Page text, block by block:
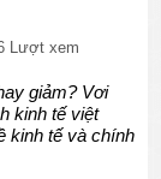
Lượt xem
giảm? Vơi
kinh tế việt
kinh tế và chính